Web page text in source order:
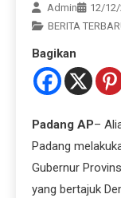
Admin 12/
BERITA
Bagikan
Padang AP–
Padang
Gubernur
yang bertajuk